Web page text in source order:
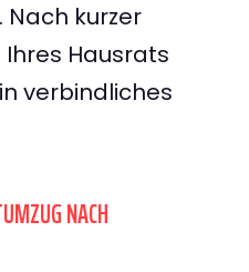
Nach kurzer
Hausrats
verbindliches
NACH